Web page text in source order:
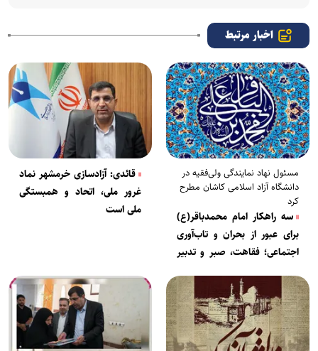
اخبار مرتبط
مسئول نهاد نمایندگی ولی‌فقیه در
دانشگاه آزاد اسلامی کاشان مطرح
کرد
سه راهکار امام محمدباقر(ع)
برای عبور از بحران‌ و تاب‌آوری
اجتماعی؛ فقاهت، صبر و تدبیر
قائدی: آزادسازی خرمشهر نماد
غرور ملی، اتحاد و همبستگی
ملی است